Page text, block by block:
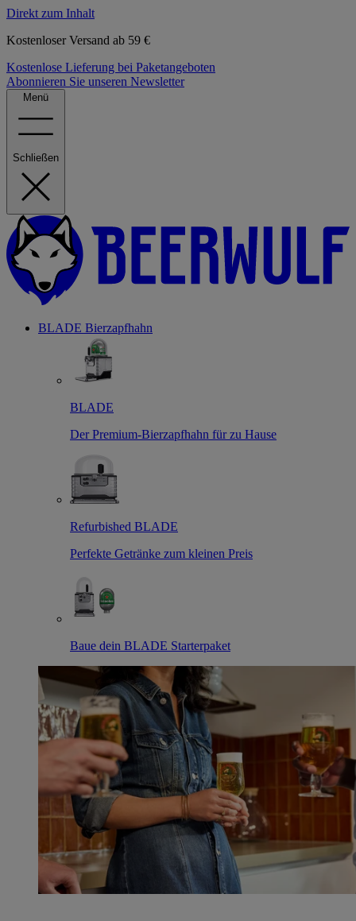
Direkt zum Inhalt
Kostenloser Versand ab 59 €
Kostenlose Lieferung bei Paketangeboten
Abonnieren Sie unseren Newsletter
Menü
Schließen
BLADE Bierzapfhahn
BLADE
Der Premium-Bierzapfhahn für zu Hause
Refurbished BLADE
Perfekte Getränke zum kleinen Preis
Baue dein BLADE Starterpaket